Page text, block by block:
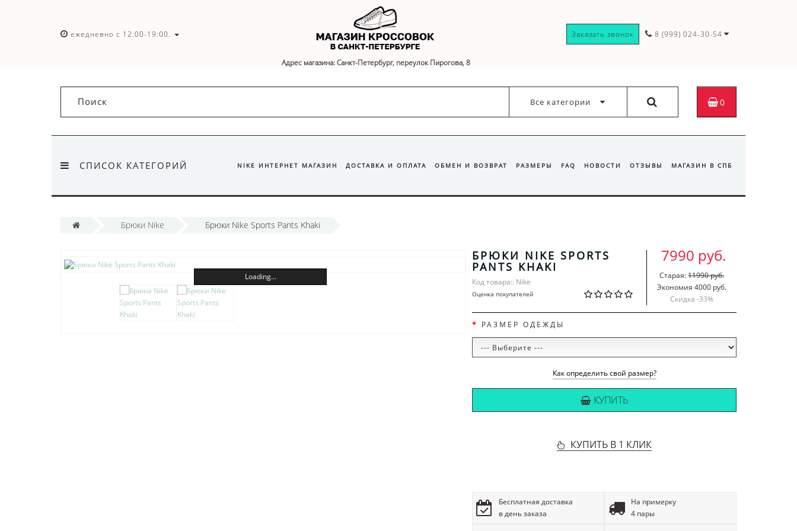
ежедневно с 12:00-19:00.
Адрес магазина: Санкт-Петербург, переулок Пирогова, 8
Заказать звонок 8 (999) 024-30-54
Все категории 0
СПИСОК КАТЕГОРИЙ NIKE ИНТЕРНЕТ МАГАЗИН ДОСТАВКА И ОПЛАТА ОБМЕН И ВОЗВРАТ РАЗМЕРЫ FAQ НОВОСТИ ОТЗЫВЫ МАГАЗИН В СПБ
Брюки Nike Брюки Nike Sports Pants Khaki
Loading...
БРЮКИ NIKE SPORTS
PANTS KHAKI
Код товара:: Nike
Оценка покупателей
7990 руб.
Старая:11990 руб.
Экономия 4000 руб.
Скидка -33%
РАЗМЕР ОДЕЖДЫ
Как определить свой размер?
КУПИТЬ
КУПИТЬ В 1 КЛИК
Бесплатная доставка
в день заказа
На примерку
4 пары